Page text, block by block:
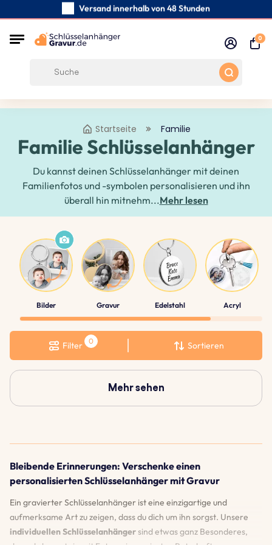
Versand innerhalb von 48 Stunden
0
Startseite Familie
Familie Schlüsselanhänger
Du kannst deinen Schlüsselanhänger mit deinen
Familienfotos und -symbolen personalisieren und ihn
überall hin mitnehm...Mehr lesen
Bilder Gravur Edelstahl Acryl
Filter Sortieren
Mehr sehen
Bleibende Erinnerungen: Verschenke einen
personalisierten Schlüsselanhänger mit Gravur
Ein gravierter Schlüsselanhänger ist eine einzigartige und
aufmerksame Art zu zeigen, dass du dich um ihn sorgst. Unsere
individuellen Schlüsselanhänger sind etwas ganz Besonderes,